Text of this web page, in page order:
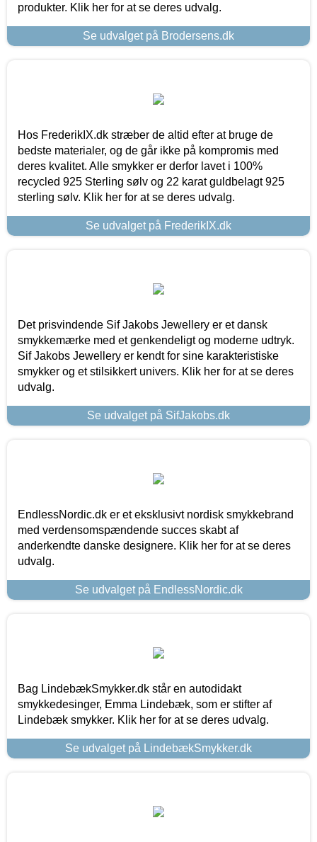
produkter. Klik her for at se deres udvalg.
Se udvalget på Brodersens.dk
Hos FrederikIX.dk stræber de altid efter at bruge de
bedste materialer, og de går ikke på kompromis med
deres kvalitet. Alle smykker er derfor lavet i 100%
recycled 925 Sterling sølv og 22 karat guldbelagt 925
sterling sølv. Klik her for at se deres udvalg.
Se udvalget på FrederikIX.dk
Det prisvindende Sif Jakobs Jewellery er et dansk
smykkemærke med et genkendeligt og moderne udtryk.
Sif Jakobs Jewellery er kendt for sine karakteristiske
smykker og et stilsikkert univers. Klik her for at se deres
udvalg.
Se udvalget på SifJakobs.dk
EndlessNordic.dk er et eksklusivt nordisk smykkebrand
med verdensomspændende succes skabt af
anderkendte danske designere. Klik her for at se deres
udvalg.
Se udvalget på EndlessNordic.dk
Bag LindebækSmykker.dk står en autodidakt
smykkedesinger, Emma Lindebæk, som er stifter af
Lindebæk smykker. Klik her for at se deres udvalg.
Se udvalget på LindebækSmykker.dk